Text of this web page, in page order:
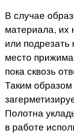
В случае
материала, их
или
место
пока сквозь
Таким образом
Полотна
в работе